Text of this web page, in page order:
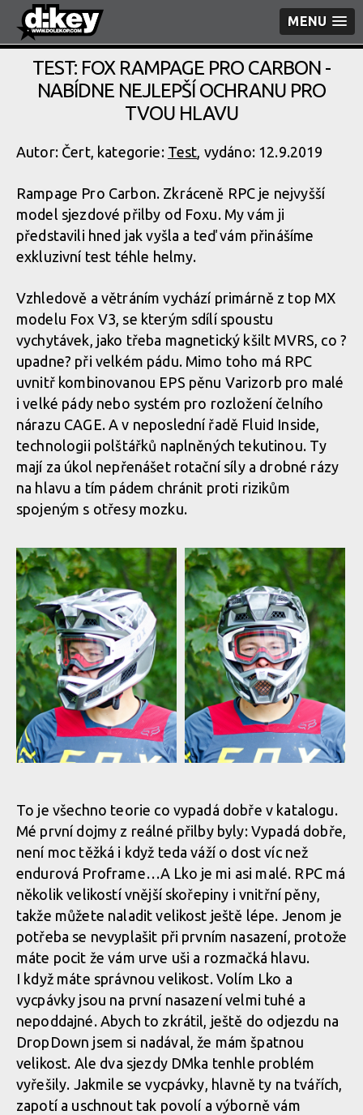
MENU
TEST: FOX RAMPAGE PRO CARBON -
NABÍDNE NEJLEPŠÍ OCHRANU PRO
TVOU HLAVU
Autor: Čert, kategorie: Test, vydáno: 12.9.2019
Rampage Pro Carbon. Zkráceně RPC je nejvyšší
model sjezdové přilby od Foxu. My vám ji
představili hned jak vyšla a teď vám přinášíme
exkluzivní test téhle helmy.
Vzhledově a větráním vychází primárně z top MX
modelu Fox V3, se kterým sdílí spoustu
vychytávek, jako třeba magnetický kšilt MVRS, co ?
upadne? při velkém pádu. Mimo toho má RPC
uvnitř kombinovanou EPS pěnu Varizorb pro malé
i velké pády nebo systém pro rozložení čelního
nárazu CAGE. A v neposlední řadě Fluid Inside,
technologii polštářků naplněných tekutinou. Ty
mají za úkol nepřenášet rotační síly a drobné rázy
na hlavu a tím pádem chránit proti rizikům
spojeným s otřesy mozku.
ochranu pro tvou hlavu
Test: Fox Rampage Pro
Carbon - nabídne nejlepší
ochranu pro tvou hlavu
Test: Fox Rampage Pro
Carbon - nabídne nejlepší
ochranu pro tvou hlavu
Test: Fox Rampage Pro
ochranu pro tvou hlavu
Test: Fox Rampage Pro
Carbon - nabídne nejlepší
ochranu pro tvou hlavu
Test: Fox Rampage Pro
ochranu pro tvou hlavu
Test: Fox Rampage Pro
To je všechno teorie co vypadá dobře v katalogu.
Mé první dojmy z reálné přilby byly: Vypadá dobře,
není moc těžká i když teda váží o dost víc než
endurová Proframe…A Lko je mi asi malé. RPC má
několik velikostí vnější skořepiny i vnitřní pěny,
takže můžete naladit velikost ještě lépe. Jenom je
potřeba se nevyplašit při prvním nasazení, protože
máte pocit že vám urve uši a rozmačká hlavu.
I když máte správnou velikost. Volím Lko a
vycpávky jsou na první nasazení velmi tuhé a
nepoddajné. Abych to zkrátil, ještě do odjezdu na
DropDown jsem si nadával, že mám špatnou
velikost. Ale dva sjezdy DMka tenhle problém
vyřešily. Jakmile se vycpávky, hlavně ty na tvářích,
zapotí a uschnout tak povolí a výborně vám